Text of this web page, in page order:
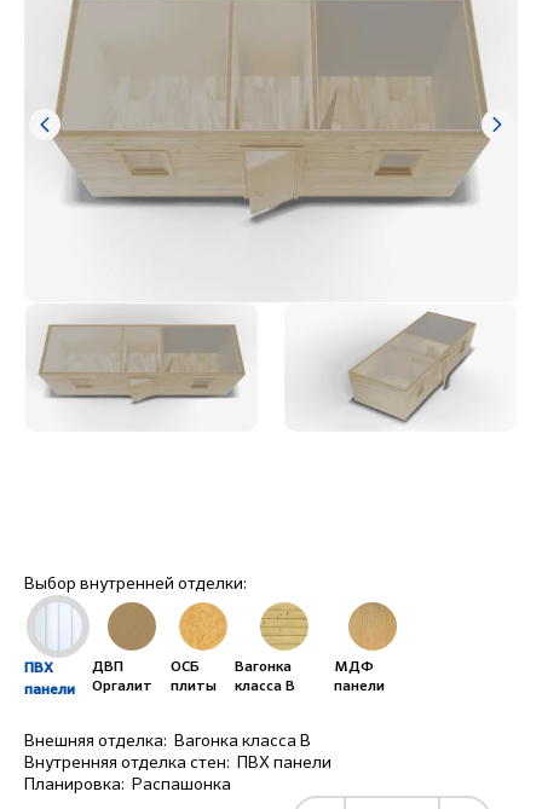
Выбор внутренней отделки:
ПВХ
панели
ДВП
Оргалит
ОСБ
плиты
Вагонка
класса B
МДФ
панели
Внешняя отделка:
Вагонка класса B
Внутренняя отделка стен:
ПВХ панели
Планировка:
Распашонка